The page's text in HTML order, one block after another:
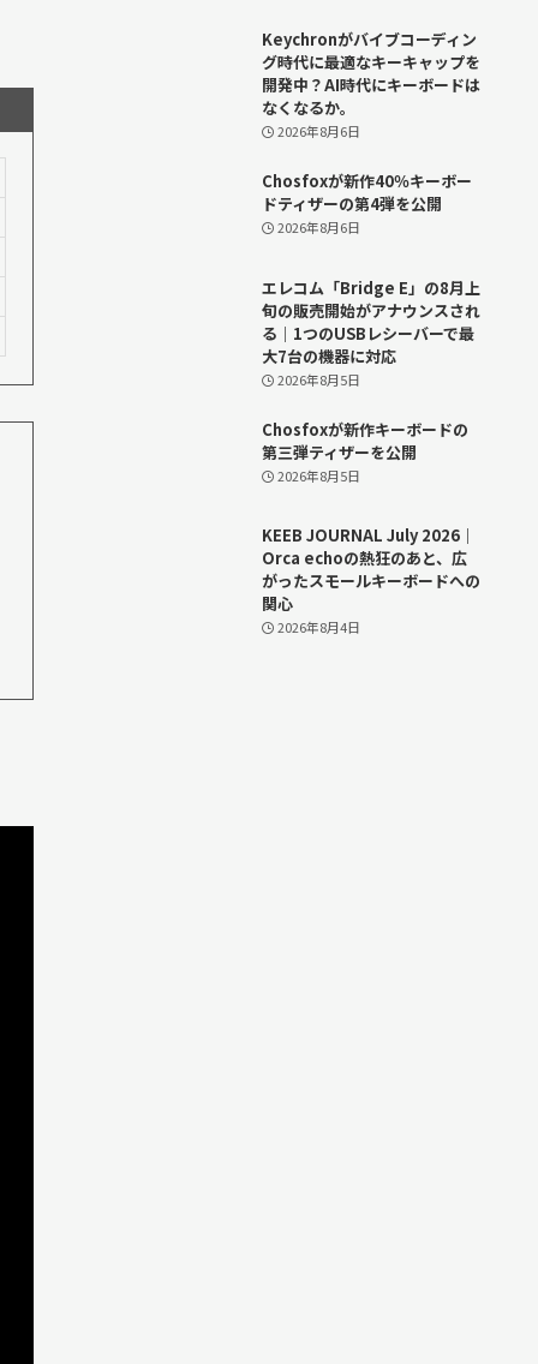
Keychronがバイブコーディン
グ時代に最適なキーキャップを
開発中？AI時代にキーボードは
なくなるか。
2026年8月6日
Chosfoxが新作40％キーボー
ドティザーの第4弾を公開
2026年8月6日
エレコム「Bridge E」の8月上
旬の販売開始がアナウンスされ
る｜1つのUSBレシーバーで最
大7台の機器に対応
2026年8月5日
Chosfoxが新作キーボードの
第三弾ティザーを公開
2026年8月5日
KEEB JOURNAL July 2026｜
Orca echoの熱狂のあと、広
がったスモールキーボードへの
関心
2026年8月4日